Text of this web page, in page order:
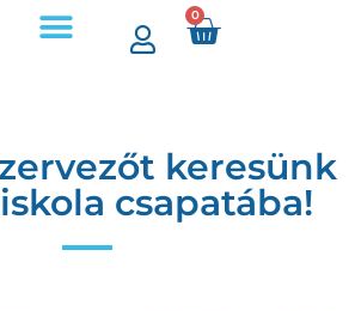
0
keresünk
csapatába!